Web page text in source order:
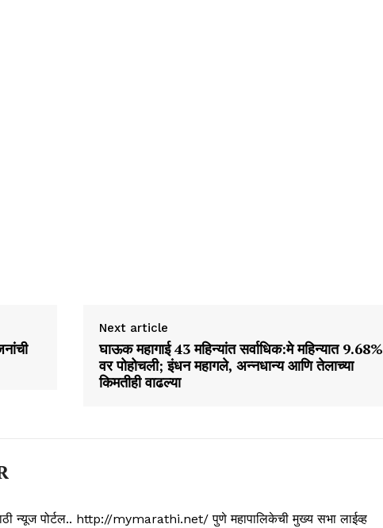
Next article
घाऊक महागाई 43 महिन्यांत सर्वाधिक:मे महिन्यात 9.68%
वर पोहोचली; इंधन महागले, अन्नधान्य आणि तेलाच्या
किमतीही वाढल्या
न्यूज पोर्टल.. http://mymarathi.net/ पुणे महापालिकेची मुख्य सभा लाईव्ह